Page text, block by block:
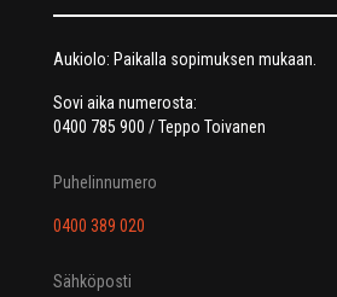
Aukiolo: Paikalla sopimuksen mukaan.
Sovi aika numerosta:
0400 785 900 / Teppo Toivanen
Puhelinnumero
0400 389 020
Sähköposti